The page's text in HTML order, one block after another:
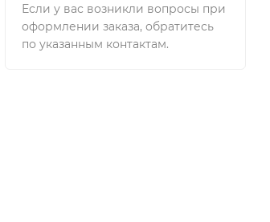
Если у вас возникли вопросы при
оформлении заказа, обратитесь
по указанным контактам.